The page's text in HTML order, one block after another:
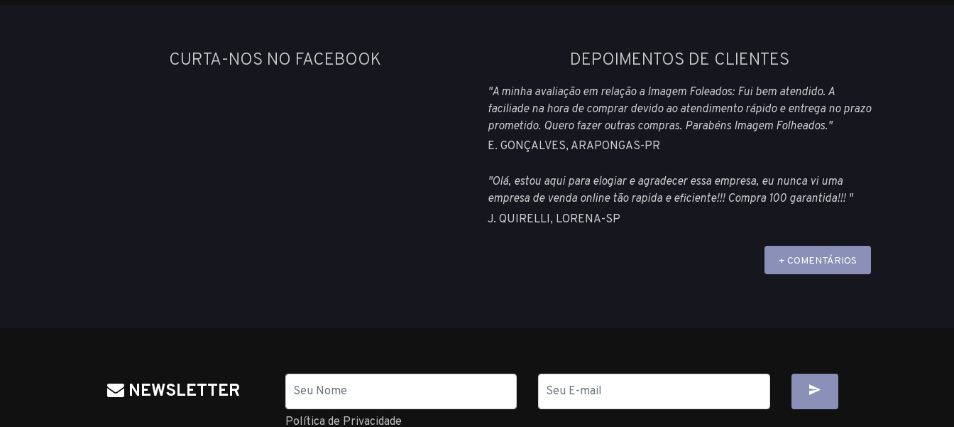
CURTA-NOS NO FACEBOOK DEPOIMENTOS DE CLIENTES
"A minha avaliação em relação a Imagem Foleados: Fui bem atendido. A
faciliade na hora de comprar devido ao atendimento rápido e entrega no prazo
prometido. Quero fazer outras compras. Parabéns Imagem Folheados."
E. GONÇALVES, ARAPONGAS-PR
"Olá, estou aqui para elogiar e agradecer essa empresa, eu nunca vi uma
empresa de venda online tão rapida e eficiente!!! Compra 100 garantida!!! "
J. QUIRELLI, LORENA-SP
+ COMENTÁRIOS
NEWSLETTER
mail
Política de Privacidade